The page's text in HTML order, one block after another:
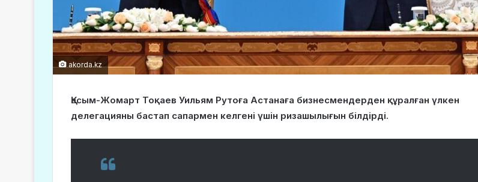
akorda.kz
Қасым-Жомарт Тоқаев Уильям Рутоға Астанаға бизнесмендерден құралған үлкен
делегацияны бастап сапармен келгені үшін ризашылығын білдірді.